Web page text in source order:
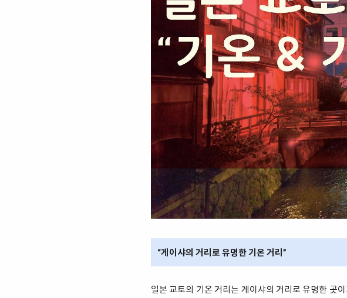
“게이샤의 거리로 유명한 기온 거리”
일본 교토의 기온 거리는 게이샤의 거리로 유명한 곳